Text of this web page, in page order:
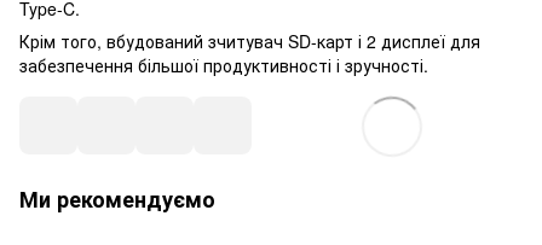
Type-C.
Крім того, вбудований зчитувач SD-карт і 2 дисплеї для
забезпечення більшої продуктивності і зручності.
Ми рекомендуємо